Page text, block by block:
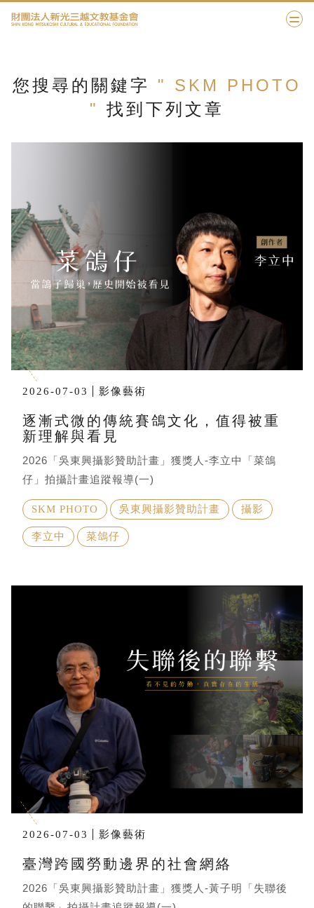
您搜尋的關鍵字 " SKM PHOTO
" 找到下列文章
2026-07-03 影像藝術
逐漸式微的傳統賽鴿文化，值得被重
新理解與看見
2026「吳東興攝影贊助計畫」獲獎人-李立中「菜鴿
仔」拍攝計畫追蹤報導(一)
SKM PHOTO 吳東興攝影贊助計畫 攝影
李立中 菜鴿仔
2026-07-03 影像藝術
臺灣跨國勞動邊界的社會網絡
2026「吳東興攝影贊助計畫」獲獎人-黃子明「失聯後